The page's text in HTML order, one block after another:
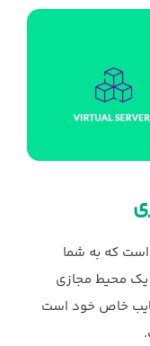
که به شما
محیط مجازی
خاص خود است